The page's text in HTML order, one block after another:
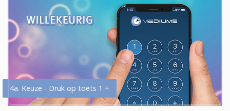
4a. Keuze - Druk op toets 1 +